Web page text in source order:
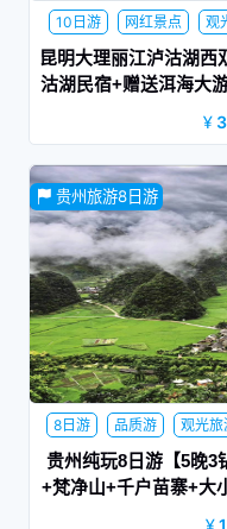
去了不一样的地方，看
才能感悟不一样的人生。
10日游 网红景点 观
休闲旅游
昆明大理丽江泸沽湖西
沽湖民宿+赠送洱海大
川
贵州旅游8日游
8日游 品质游 观光旅
网
贵州纯玩8日游【5晚3
+梵净山+千户苗寨+大